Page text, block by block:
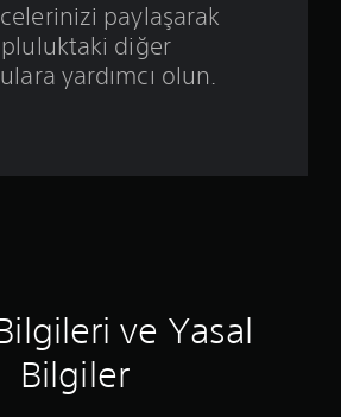
i
n
paylaşarak
diğer
yardımcı olun.
ve Yasal
Bilgiler